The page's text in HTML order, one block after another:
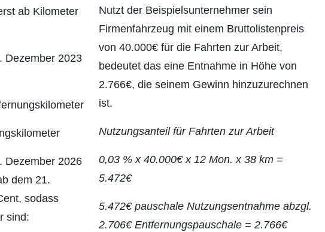
ab Kilometer
Dezember 2023
Dezember 2026
dem 21.
sodass
sind:
Nutzt der Beispielsunternehmer sein
Firmen­fahrzeug mit einem Bruttolisten­preis
von 40.000€ für die Fahrten zur Arbeit,
bedeutet das eine Entnahme in Höhe von
2.766€, die seinem Gewinn hinzuzurechnen
ist.
Nutzungsanteil für Fahrten zur Arbeit
0,03 % x 40.000€ x 12 Mon. x 38 km =
5.472€
5.472€ pauschale Nutzungsentnahme abzgl.
2.706€ Entfernungspauschale = 2.766€